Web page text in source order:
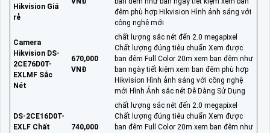
Hikvision Giá
rẻ
đêm phù hợp Hikvision Hình ảnh sáng với
công nghệ mới
Camera
Hikvision DS-
2CE76D0T-
EXLMF Sắc
Nét
670,000
VNĐ
chất lượng sắc nét đến 2.0 megapixel
Chất lượng đúng tiêu chuẩn Xem được
ban đêm Full Color 20m xem ban đêm như
ban ngày tiết kiệm xem ban đêm phù hợp
Hikvision Hình ảnh sáng với công nghệ
mới Hình Ảnh sắc nét Dễ Dàng Sử Dụng
DS-2CE16D0T-
EXLF Chất
740,000
chất lượng sắc nét đến 2.0 megapixel
Chất lượng đúng tiêu chuẩn Xem được
ban đêm Full Color 20m xem ban đêm như